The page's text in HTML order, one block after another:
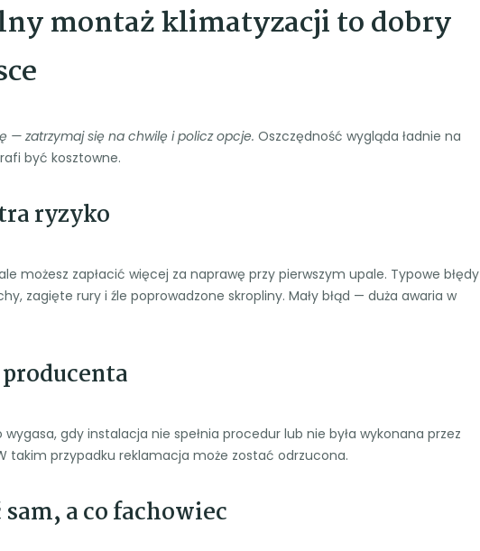
montaż klimatyzacji to dobry
— zatrzymaj się na chwilę i policz opcje. Oszczędność wygląda ładnie na
być kosztowne.
ryzyko
możesz zapłacić więcej za naprawę przy pierwszym upale. Typowe błędy
zagięte rury i źle poprowadzone skropliny. Mały błąd — duża awaria w
gdy instalacja nie spełnia procedur lub nie była wykonana przez
takim przypadku reklamacja może zostać odrzucona.
a co fachowiec